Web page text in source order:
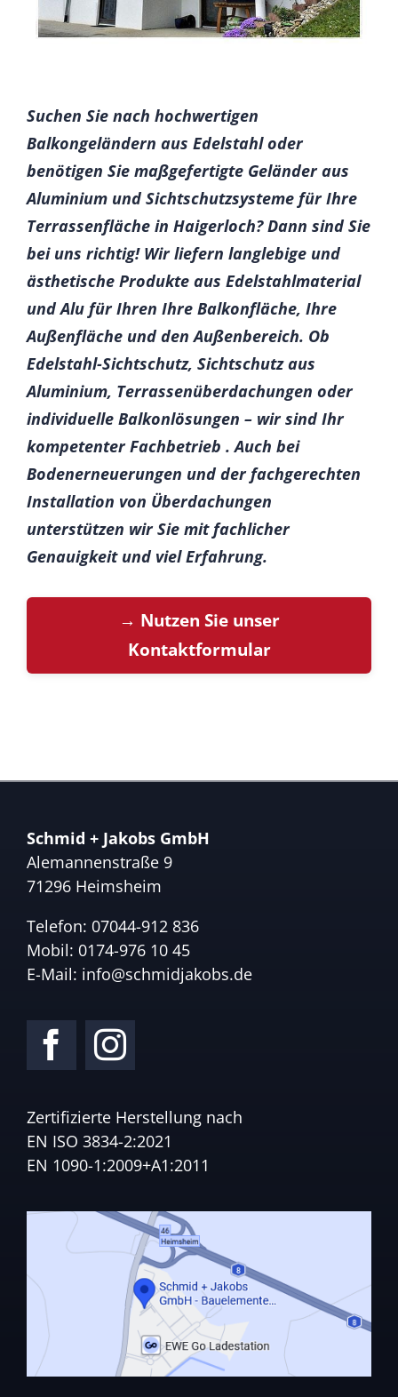
Suchen Sie nach hochwertigen
Balkongeländern aus Edelstahl oder
benötigen Sie maßgefertigte Geländer aus
Aluminium und Sichtschutzsysteme für Ihre
Terrassenfläche in Haigerloch? Dann sind Sie
bei uns richtig! Wir liefern langlebige und
ästhetische Produkte aus Edelstahlmaterial
und Alu für Ihren Ihre Balkonfläche, Ihre
Außenfläche und den Außenbereich. Ob
Edelstahl-Sichtschutz, Sichtschutz aus
Aluminium, Terrassenüberdachungen oder
individuelle Balkonlösungen – wir sind Ihr
kompetenter Fachbetrieb . Auch bei
Bodenerneuerungen und der fachgerechten
Installation von Überdachungen
unterstützen wir Sie mit fachlicher
Genauigkeit und viel Erfahrung.
→ Nutzen Sie unser
Kontaktformular
Schmid + Jakobs GmbH
Alemannenstraße 9
71296 Heimsheim
Telefon: 07044-912 836
Mobil: 0174-976 10 45
E-Mail: info@schmidjakobs.de
Zertifizierte Herstellung nach
EN ISO 3834-2:2021
EN 1090-1:2009+A1:2011